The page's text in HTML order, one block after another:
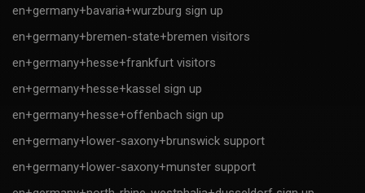
en+germany+bavaria+wurzburg sign up
en+germany+bremen-state+bremen visitors
en+germany+hesse+frankfurt visitors
en+germany+hesse+kassel sign up
en+germany+hesse+offenbach sign up
en+germany+lower-saxony+brunswick support
en+germany+lower-saxony+munster support